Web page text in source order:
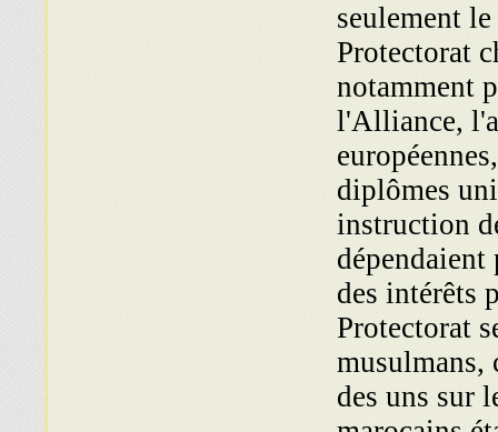
seulement
Protectorat
notamment
l'Alliance,
diplômes
instruction
des intérêts
Protectorat
musulmans,
des uns sur